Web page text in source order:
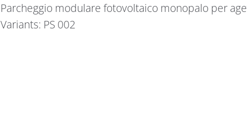
Parcheggio modulare fotovoltaico monopalo per
Variants: PS 002